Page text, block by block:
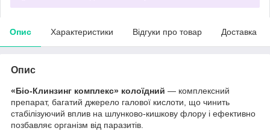
Опис Характеристики Відгуки про товар Доставка
Опис
«Біо-Клинзинг комплекс» колоїдний — комплексний
препарат, багатий джерело галової кислоти, що чинить
стабілізуючий вплив на шлунково-кишкову флору і ефективно
позбавляє організм від паразитів.